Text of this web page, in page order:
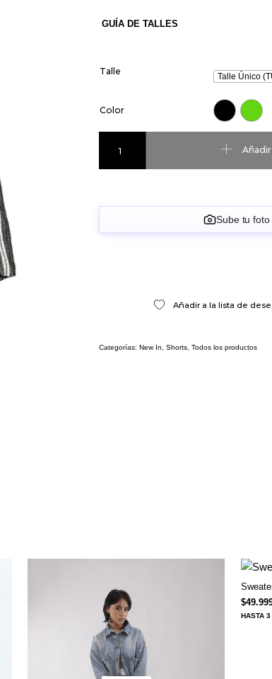
GUÍA DE TALLES
Talle
Talle Único
Color
Sube tu
Añadir a la lista de
Categorías: New In Shorts, Todos los productos
$
HASTA 3